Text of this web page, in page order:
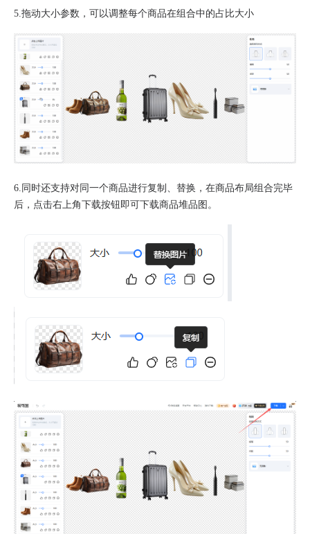
5.拖动大小参数，可以调整每个商品在组合中的占比大小
6.同时还支持对同一个商品进行复制、替换，在商品布局组合完毕
后，点击右上角下载按钮即可下载商品堆品图。